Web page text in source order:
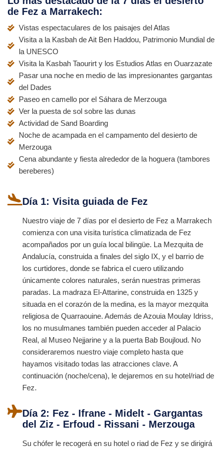
de Fez a Marrakech:
Vistas espectaculares de los paisajes del Atlas
Visita a la Kasbah de Ait Ben Haddou, Patrimonio Mundial de
la UNESCO
Visita la Kasbah Taourirt y los Estudios Atlas en Ouarzazate
Pasar una noche en medio de las impresionantes gargantas
del Dades
Paseo en camello por el Sáhara de Merzouga
Ver la puesta de sol sobre las dunas
Actividad de Sand Boarding
Noche de acampada en el campamento del desierto de
Merzouga
Cena abundante y fiesta alrededor de la hoguera (tambores
bereberes)
Día 1: Visita guiada de Fez
Nuestro viaje de 7 días por el desierto de Fez a Marrakech
comienza con una visita turística climatizada de Fez
acompañados por un guía local bilingüe. La Mezquita de
Andalucía, construida a finales del siglo IX, y el barrio de
los curtidores, donde se fabrica el cuero utilizando
únicamente colores naturales, serán nuestras primeras
paradas. La madraza El-Attarine, construida en 1325 y
situada en el corazón de la medina, es la mayor mezquita
religiosa de Quarraouine. Además de Azouia Moulay Idriss,
los no musulmanes también pueden acceder al Palacio
Real, al Museo Nejjarine y a la puerta Bab Boujloud. No
consideraremos nuestro viaje completo hasta que
hayamos visitado todas las atracciones clave. A
continuación (noche/cena), le dejaremos en su hotel/riad de
Fez.
Día 2: Fez - Ifrane - Midelt - Gargantas
del Ziz - Erfoud - Rissani - Merzouga
Su chófer le recogerá en su hotel o riad de Fez y se dirigirá